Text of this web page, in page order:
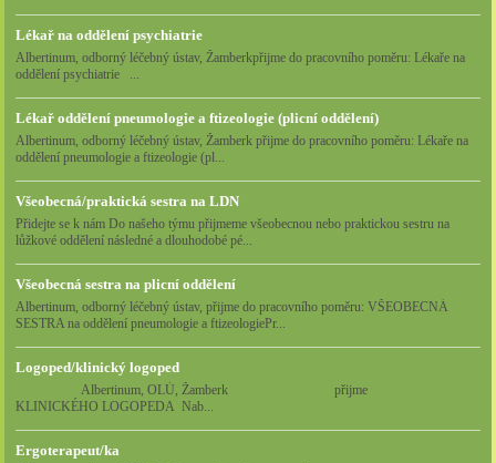
Lékař na oddělení psychiatrie
Albertinum, odborný léčebný ústav, Žamberkpřijme do pracovního poměru: Lékaře na
oddělení psychiatrie ...
Lékař oddělení pneumologie a ftizeologie (plicní oddělení)
Albertinum, odborný léčebný ústav, Žamberk přijme do pracovního poměru: Lékaře na
oddělení pneumologie a ftizeologie (pl...
Všeobecná/praktická sestra na LDN
Přidejte se k nám Do našeho týmu přijmeme všeobecnou nebo praktickou sestru na
lůžkové oddělení následné a dlouhodobé pé...
Všeobecná sestra na plicní oddělení
Albertinum, odborný léčebný ústav, přijme do pracovního poměru: VŠEOBECNÁ
SESTRA na oddělení pneumologie a ftizeologiePr...
Logoped/klinický logoped
Albertinum, OLÚ, Žamberk přijme
KLINICKÉHO LOGOPEDA Nab...
Ergoterapeut/ka